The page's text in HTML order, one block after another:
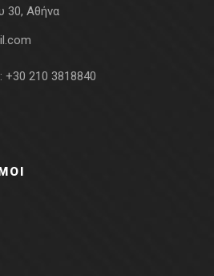
30, Αθήνα
+30 210 3818840